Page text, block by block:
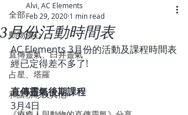
全部
動物傳心
直傳靈氣、臼井靈氣
占星、塔羅
和諧粉彩及其他
3月份活動時間表
Alvi, AC Elements
Feb 29, 2020 1 min read
AC Elements 3月份的活動及課程時間表
經已定得差不多了!
直傳靈氣後期課程
3月4日